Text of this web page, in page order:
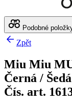
Podobné
Zpět
Miu Miu
Černá /
Čís. art.